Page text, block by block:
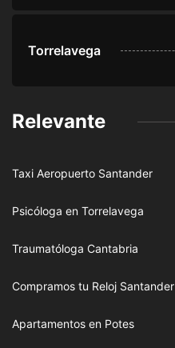
Torrelavega
Relevante
Taxi Aeropuerto Santander
Psicóloga en Torrelavega
Traumatóloga Cantabria
Compramos tu Reloj Santander
Apartamentos en Potes